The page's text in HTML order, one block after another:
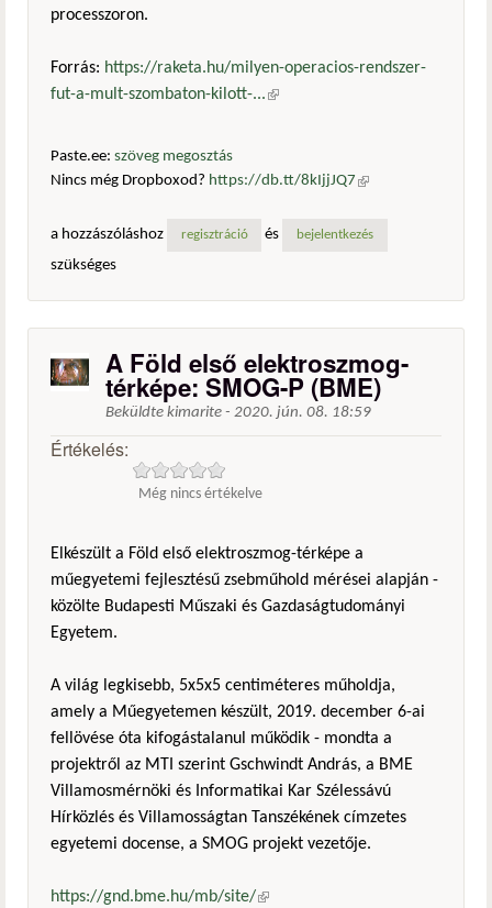
processzoron.
Forrás: https://raketa.hu/milyen-operacios-rendszer-
fut-a-mult-szombaton-kilott-...(külső hivatkozás)
Paste.ee: szöveg megosztás
Nincs még Dropboxod? https://db.tt/8kIjjJQ7 (külső
a hozzászóláshoz
regisztráció és bejelentkezés
szükséges
A Föld első elektroszmog-
térképe: SMOG-P (BME)
Beküldte kimarite - 2020. jún. 08. 18:59
Értékelés:
Még nincs értékelve
Elkészült a Föld első elektroszmog-térképe a
műegyetemi fejlesztésű zsebműhold mérései alapján -
közölte Budapesti Műszaki és Gazdaságtudományi
Egyetem.
A világ legkisebb, 5x5x5 centiméteres műholdja,
amely a Műegyetemen készült, 2019. december 6-ai
fellövése óta kifogástalanul működik - mondta a
projektről az MTI szerint Gschwindt András, a BME
Villamosmérnöki és Informatikai Kar Szélessávú
Hírközlés és Villamosságtan Tanszékének címzetes
egyetemi docense, a SMOG projekt vezetője.
https://gnd.bme.hu/mb/site/(külső hivatkozás)